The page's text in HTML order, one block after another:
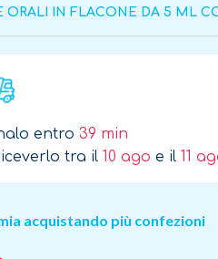
ORALI IN FLACONE DA 5 ML
entro 39 min
tra il 10 ago e il 11
acquistando più confezioni